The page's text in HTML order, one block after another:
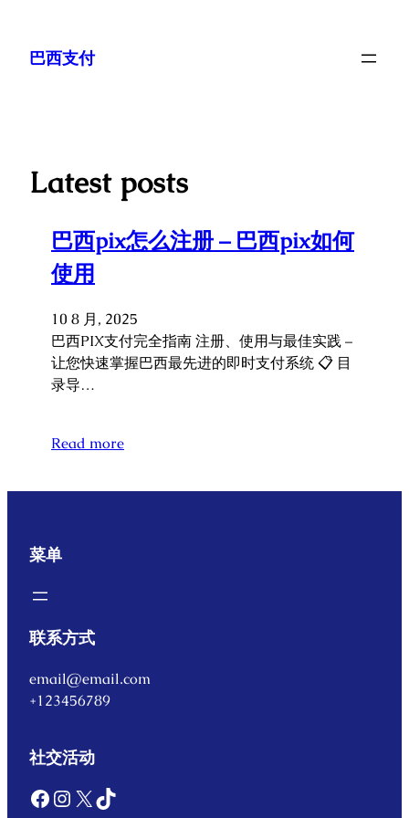
巴西支付
Latest posts
巴西pix怎么注册 – 巴西pix如何
使用
10 8 月, 2025
巴西PIX支付完全指南 注册、使用与最佳实践 –
让您快速掌握巴西最先进的即时支付系统 📋 目
录导…
Read more
菜单
联系方式
email@email.com
+123456789
社交活动
Facebook Instagram X TikTok